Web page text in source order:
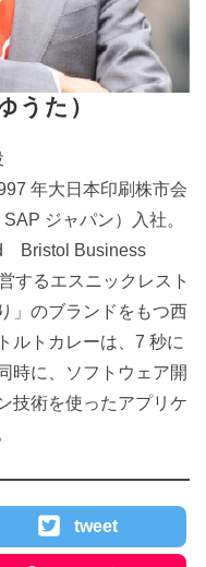
うた）
年大日本印刷株市会
ジャパン）入社。
Bristol Business
するエスニックレスト
」のブランドをもつ西
ルトカレーは、7 秒に
時に、ソフトウェア開
技術を使ったアプリケ
tweet